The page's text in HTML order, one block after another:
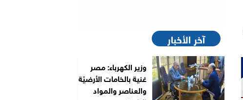
آخر الأخبار
وزير الكهرباء: مصر
غنية بالخامات الأرضيّة
والعناصر والمواد